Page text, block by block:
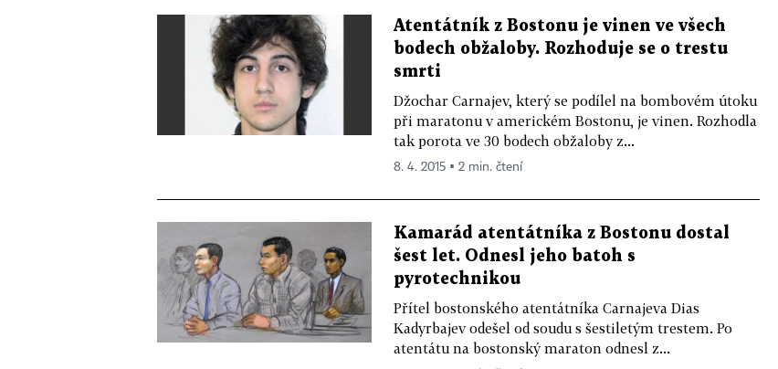
Atentátník z Bostonu je vinen ve všech
bodech obžaloby. Rozhoduje se o trestu
smrti
Džochar Carnajev, který se podílel na bombovém útoku
při maratonu v americkém Bostonu, je vinen. Rozhodla
tak porota ve 30 bodech obžaloby z...
8. 4. 2015 ▪ 2 min. čtení
Kamarád atentátníka z Bostonu dostal
šest let. Odnesl jeho batoh s
pyrotechnikou
Přítel bostonského atentátníka Carnajeva Dias
Kadyrbajev odešel od soudu s šestiletým trestem. Po
atentátu na bostonský maraton odnesl z...